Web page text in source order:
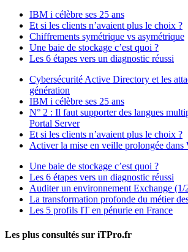
IBM i célèbre ses 25 ans
Et si les clients n’avaient plus le choix ?
Chiffrements symétrique vs asymétrique
Une baie de stockage c’est quoi ?
Les 6 étapes vers un diagnostic réussi
Cybersécurité Active Directory et les
génération
IBM i célèbre ses 25 ans
N° 2 : Il faut supporter des langues
Portal Server
Et si les clients n’avaient plus le choix ?
Activer la mise en veille prolongée dans
Une baie de stockage c’est quoi ?
Les 6 étapes vers un diagnostic réussi
Auditer un environnement Exchange (1/
La transformation profonde du métier
Les 5 profils IT en pénurie en France
Les plus consultés sur iTPro.fr